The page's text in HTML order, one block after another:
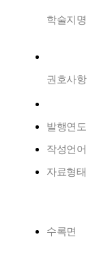
학술지명
권호사항
발행연도
작성언어
자료형태
수록면